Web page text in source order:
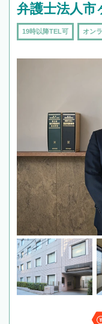
弁護士法人市
19時以降TEL可 オン